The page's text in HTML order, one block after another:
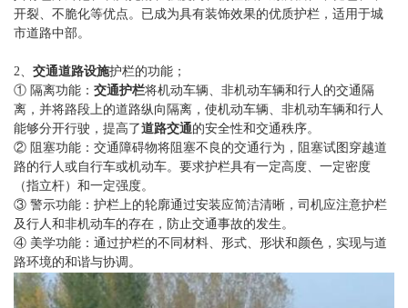
开裂、不脆化等优点。已成为具有装饰效果的优质护栏，适用于城
市道路中部。
2、 交通道路设施护栏的功能；
① 隔离功能： 交通护栏将机动车辆、非机动车辆和行人的交通隔
离，并将路段上的道路纵向隔离，使机动车辆、非机动车辆和行人
能够分开行驶，提高了道路交通的安全性和交通秩序。
② 阻塞功能：交通障碍物将阻塞不良的交通行为，阻塞试图穿越道
路的行人或自行车或机动车。要求护栏具有一定高度、一定密度
（指立杆）和一定强度。
③ 警示功能：护栏上的轮廓通过安装应简洁清晰，司机应注意护栏
及行人和非机动车的存在，防止交通事故的发生。
④ 美学功能：通过护栏的不同材料、形式、形状和颜色，实现与道
路环境的和谐与协调。